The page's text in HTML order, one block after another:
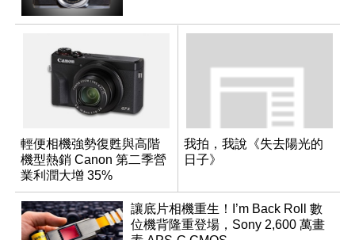
輕便相機強勢復甦與高階
機型熱銷 Canon 第二季營
業利潤大增 35%
我拍，我說《失去陽光的
日子》
讓底片相機重生！I’m Back Roll 數
位機背隆重登場，Sony 2,600 萬畫